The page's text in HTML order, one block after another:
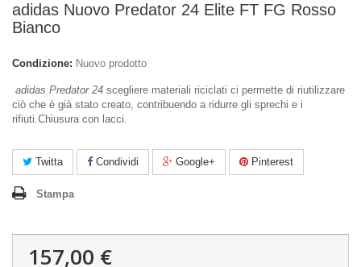
adidas Nuovo Predator 24 Elite FT FG Rosso
Bianco
Condizione: Nuovo prodotto
adidas Predator 24 scegliere materiali riciclati ci permette di riutilizzare
ciò che è già stato creato, contribuendo a ridurre gli sprechi e i
rifiuti.Chiusura con lacci.
Twitta Condividi Google+ Pinterest
Stampa
157,00 €